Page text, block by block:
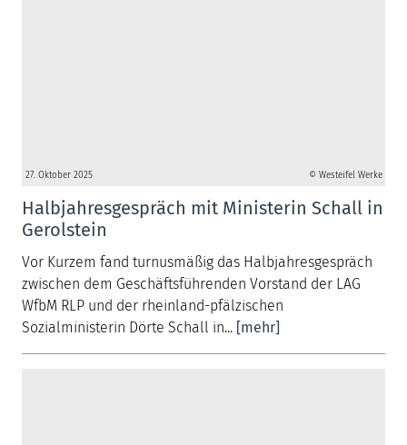
27. Oktober 2025 © Westeifel Werke
Halbjahresgespräch mit Ministerin Schall in
Gerolstein
Vor Kurzem fand turnusmäßig das Halbjahresgespräch
zwischen dem Geschäftsführenden Vorstand der LAG
WfbM RLP und der rheinland-pfälzischen
Sozialministerin Dörte Schall in... [mehr]